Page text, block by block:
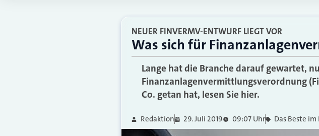
NEUER FINVERMV-ENTWURF LIEGT VOR
Was sich für
Lange hat die Branche darauf gewartet,
Finanzanlagenvermittlungsverordnung
Co. getan hat, lesen Sie hier.
Redaktion 29. Juli 2019 09:07 Uhr Das Beste im